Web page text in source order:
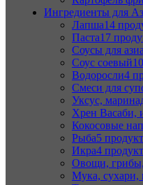
Ингредиенты для
Лапша14
Паста17
Соусы для
Соус соевый
Водоросли4
Смеси для
Уксус,
Хрен Васаби,
Кокосовые
Рыба5
Икра4
Овощи,
Мука, сухари,